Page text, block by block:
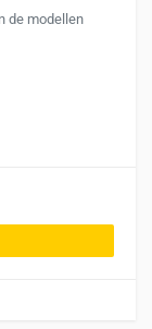
de modellen